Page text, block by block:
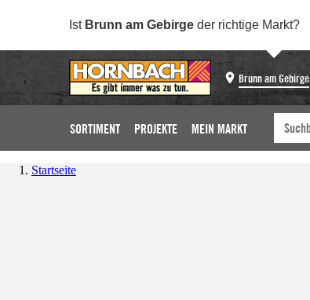
Ist Brunn am Gebirge der richtige Markt?
Brunn am Gebirge
SORTIMENT PROJEKTE MEIN MARKT
Startseite